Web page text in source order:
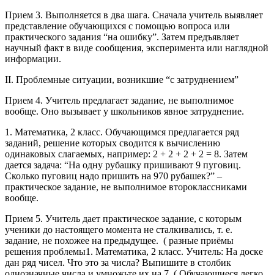
Прием 3. Выполняется в два шага. Сначала учитель выявляет
представление обучающихся с помощью вопроса или
практического задания “на ошибку”. Затем предъявляет
научный факт в виде сообщения, эксперимента или наглядной
информации.
II. Проблемные ситуации, возникшие “с затруднением”
Прием 4. Учитель предлагает задание, не выполнимое
вообще. Оно вызывает у школьников явное затруднение.
1. Математика, 2 класс. Обучающимся предлагается ряд
заданий, решение которых сводится к вычислению
одинаковых слагаемых, например: 2 + 2 + 2 + 2 = 8. Затем
дается задача: “На одну рубашку пришивают 9 пуговиц.
Сколько пуговиц надо пришить на 970 рубашек?” –
практическое задание, не выполнимое второклассниками
вообще.
Прием 5. Учитель дает практическое задание, с которым
ученики до настоящего момента не сталкивались, т. е.
задание, не похожее на предыдущее. ( разные приёмы
решения проблемы1. Математика, 2 класс. Учитель: На доске
дан ряд чисел. Что это за числа? Выпишите в столбик